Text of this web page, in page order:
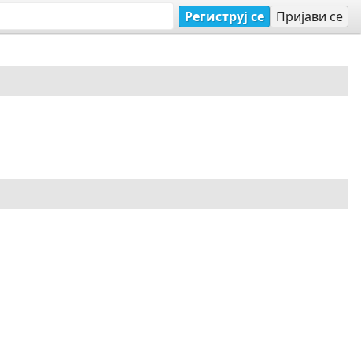
Региструј се Пријави се